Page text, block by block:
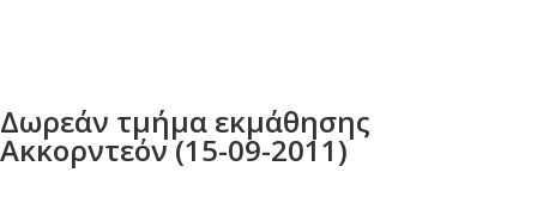
Δωρεάν τμήμα εκμάθησης
Ακκορντεόν (15-09-2011)